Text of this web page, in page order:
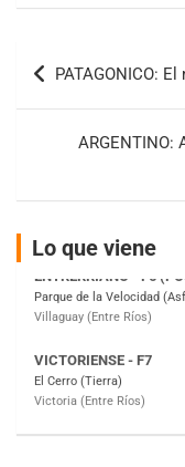
Navegación
de
entradas
PATAGONICO:
ARGENTINO:
Lo que viene
COBERTURA
IAME SERIES
Baradero (Buenos Aires)
ENTRERRIANO - F6
Parque de la Velocidad
Villaguay (Entre Ríos)
VICTORIENSE - F7
Victoria (Entre Ríos)
PATAGONICO - F6